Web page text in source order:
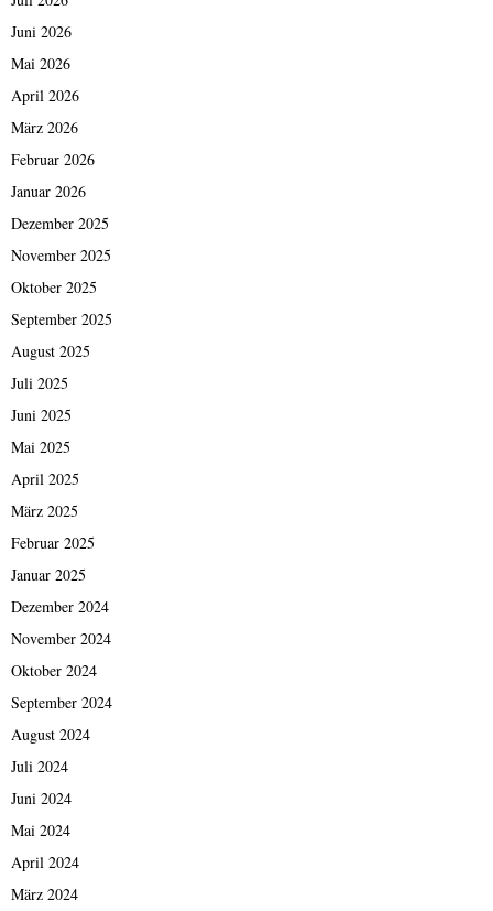
Juni 2026
Mai 2026
April 2026
März 2026
Februar 2026
Januar 2026
Dezember 2025
November 2025
Oktober 2025
September 2025
August 2025
Juli 2025
Juni 2025
Mai 2025
April 2025
März 2025
Februar 2025
Januar 2025
Dezember 2024
November 2024
Oktober 2024
September 2024
August 2024
Juli 2024
Juni 2024
Mai 2024
April 2024
März 2024